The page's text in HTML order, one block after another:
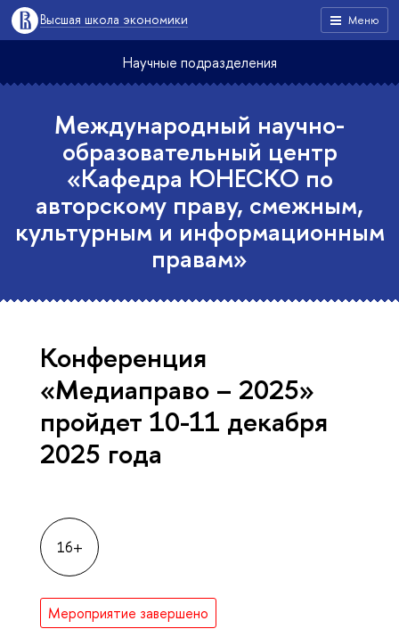
Меню
Высшая школа экономики
Научные подразделения
Международный научно-
образовательный центр
«Кафедра ЮНЕСКО по
авторскому праву, смежным,
культурным и информационным
правам»
Конференция
«Медиаправо – 2025»
пройдет 10-11 декабря
2025 года
16+
Мероприятие завершено